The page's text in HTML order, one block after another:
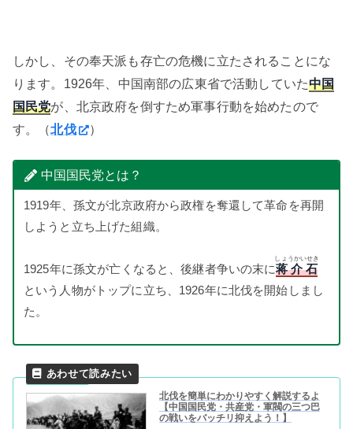
しかし、その奉天派も存亡の危機に立たされることにな
ります。1926年、中国南部の広東省で活動していた中国
国民党が、北京政府を倒すため軍事行動を始めたので
す。（北伐 ）
中国国民党とは？
1919年、孫文が北京政府から政権を奪還して革命を再開
しようと立ち上げた組織。
1925年に孫文が亡くなると、後継者争いの末に蒋介石
しょうかいせき
という人物がトップに立ち、1926年に北伐を開始しまし
た。
北伐を簡単にわかりやすく解説するよ
【中国国民党・共産党・軍閥の三つ巴
の戦いをバッチリ抑えよう！】